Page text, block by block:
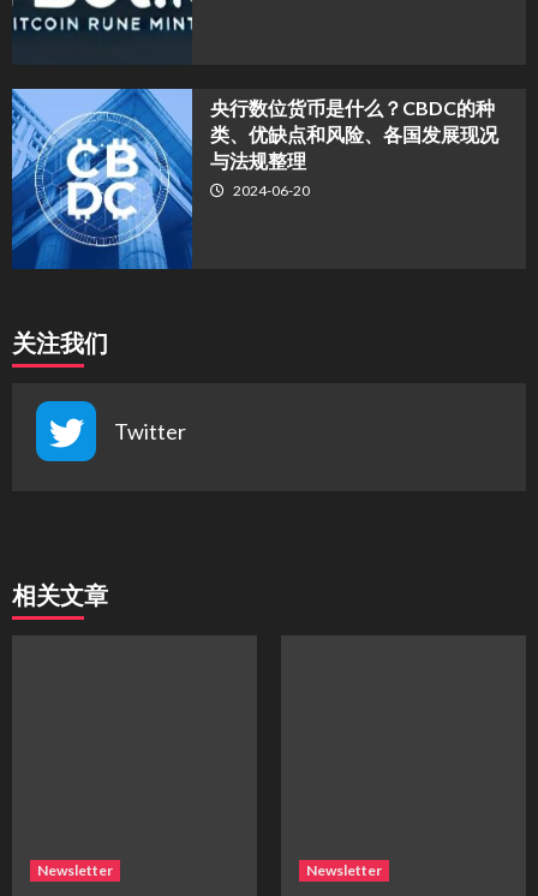
央行数位货币是什么？CBDC的种
类、优缺点和风险、各国发展现况
与法规整理
2024-06-20
关注我们
Twitter
相关文章
Newsletter Newsletter